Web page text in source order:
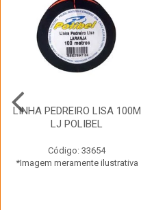
LINHA PEDREIRO LISA 100M
LJ POLIBEL
Código: 33654
*Imagem meramente ilustrativa